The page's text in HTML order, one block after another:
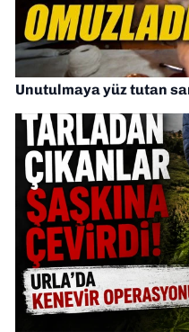
Unutulmaya yüz tutan